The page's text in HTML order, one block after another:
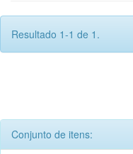
Resultado 1-1 de 1.
Conjunto de itens: